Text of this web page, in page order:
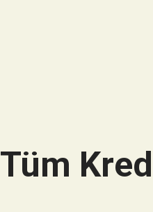
Tüm